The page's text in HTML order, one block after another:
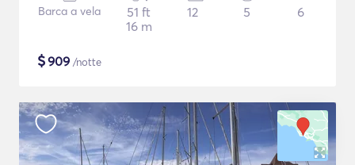
Barca a vela
51 ft
16 m
12 5 6
$909 /notte